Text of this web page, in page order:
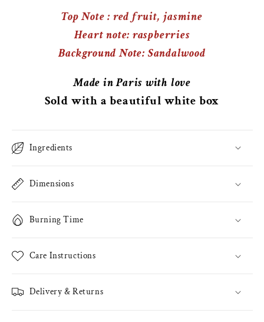
Top Note : red fruit, jasmine
Heart note: raspberries
Background Note: Sandalwood
Made in Paris with love
Sold with a beautiful white box
Ingredients
Dimensions
Burning Time
Care Instructions
Delivery & Returns